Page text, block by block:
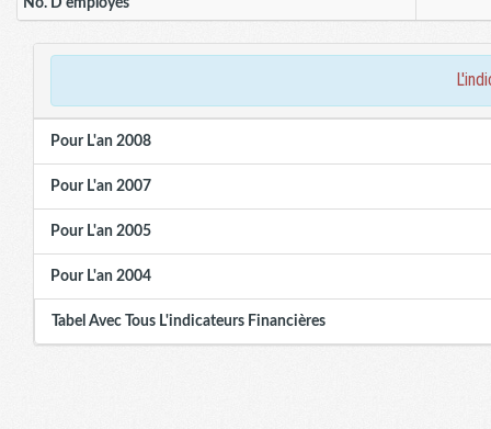
No. D'employés
Pour L'an 2008
Pour L'an 2007
Pour L'an 2005
Pour L'an 2004
Tabel Avec Tous L'indicateurs Financières